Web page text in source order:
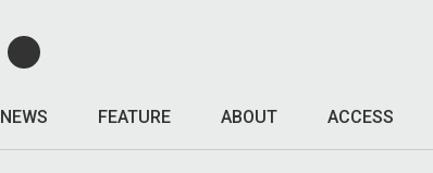
NEWS FEATURE ABOUT ACCESS